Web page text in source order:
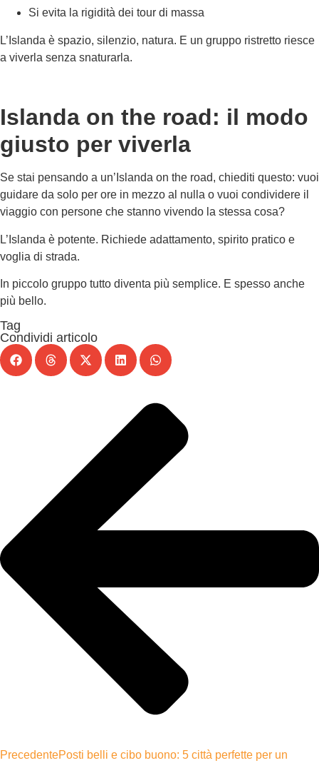
Si evita la rigidità dei tour di massa
L’Islanda è spazio, silenzio, natura. E un gruppo ristretto riesce
a viverla senza snaturarla.
Islanda on the road: il modo
giusto per viverla
Se stai pensando a un’Islanda on the road, chiediti questo: vuoi
guidare da solo per ore in mezzo al nulla o vuoi condividere il
viaggio con persone che stanno vivendo la stessa cosa?
L’Islanda è potente. Richiede adattamento, spirito pratico e
voglia di strada.
In piccolo gruppo tutto diventa più semplice. E spesso anche
più bello.
Tag
Condividi articolo
PrecedentePosti belli e cibo buono: 5 città perfette per un